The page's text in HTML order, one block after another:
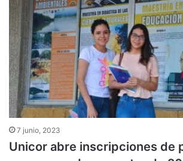
7 junio, 2023
Unicor abre inscripciones de